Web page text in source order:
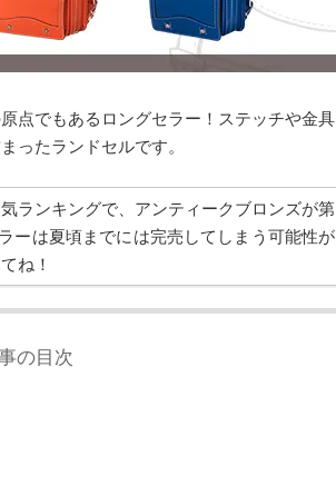
点でもあるロングセラー！ステッチや金具
ったランドセルです。
ランキングで、アンティークブロンズが第
ーは夏頃までには完売してしまう可能性が
ね！
の目次